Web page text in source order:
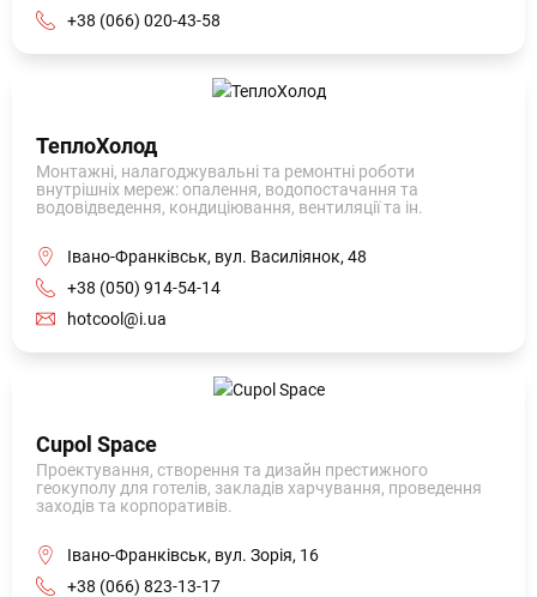
+38 (066) 020-43-58
ТеплоХолод
Монтажні, налагоджувальні та ремонтні роботи
внутрішніх мереж: опалення, водопостачання та
водовідведення, кондиціювання, вентиляції та ін.
Івано-Франківськ, вул. Василіянок, 48
+38 (050) 914-54-14
hotcool@i.ua
Cupol Space
Проектування, створення та дизайн престижного
геокуполу для готелів, закладів харчування, проведення
заходів та корпоративів.
Івано-Франківськ, вул. Зорія, 16
+38 (066) 823-13-17